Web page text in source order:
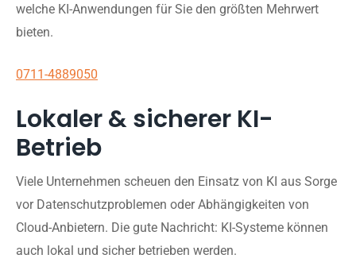
welche KI-Anwendungen für Sie den größten Mehrwert
bieten.
0711-4889050
Lokaler & sicherer KI-
Betrieb
Viele Unternehmen scheuen den Einsatz von KI aus Sorge
vor Datenschutzproblemen oder Abhängigkeiten von
Cloud-Anbietern. Die gute Nachricht: KI-Systeme können
auch lokal und sicher betrieben werden.